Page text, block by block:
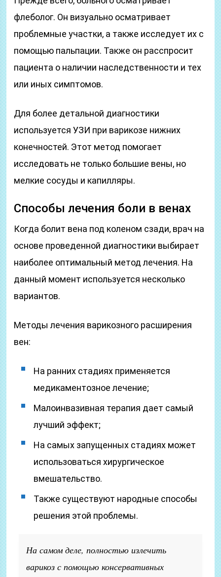
флеболог. Он визуально осматривает
проблемные участки, а также исследует их с
помощью пальпации. Также он расспросит
пациента о наличии наследственности и тех
или иных симптомов.
Для более детальной диагностики
используется УЗИ при варикозе нижних
конечностей. Этот метод помогает
исследовать не только большие вены, но
мелкие сосуды и капилляры.
Способы лечения боли в венах
Когда болит вена под коленом сзади, врач на
основе проведенной диагностики выбирает
наиболее оптимальный метод лечения. На
данный момент используется несколько
вариантов.
Методы лечения варикозного расширения
вен:
На ранних стадиях применяется
медикаментозное лечение;
Малоинвазивная терапия дает самый
лучший эффект;
На самых запущенных стадиях может
использоваться хирургическое
вмешательство.
Также существуют народные способы
решения этой проблемы.
На самом деле, полностью излечить
варикоз с помощью консервативных